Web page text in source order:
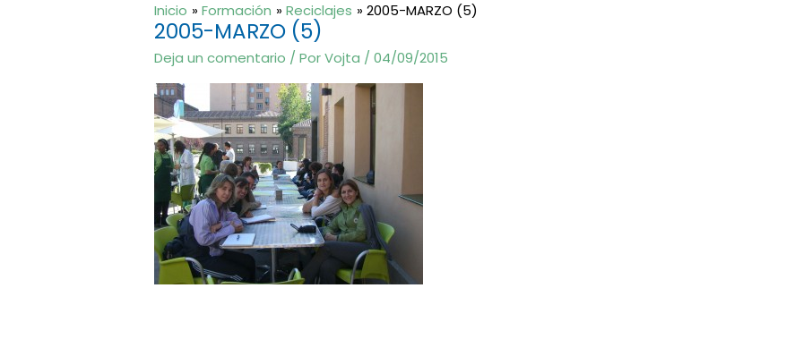
Inicio Formación Reciclajes 2005-MARZO (5)
2005-MARZO (5)
Deja un comentario / PorVojta /04/09/2015